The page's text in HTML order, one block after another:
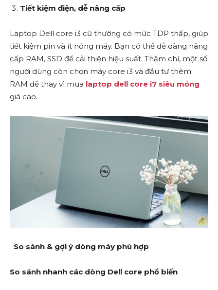
Tiết kiệm điện, dễ nâng cấp
Laptop Dell core i3 cũ thường có mức TDP thấp, giúp
tiết kiệm pin và ít nóng máy. Bạn có thể dễ dàng nâng
cấp RAM, SSD để cải thiện hiệu suất. Thậm chí, một số
người dùng còn chọn máy core i3 và đầu tư thêm
RAM để thay vì mua laptop dell core i7 siêu mỏng
giá cao.
So sánh & gợi ý dòng máy phù hợp
So sánh nhanh các dòng Dell core phổ biến